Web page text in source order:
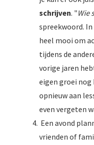
schrijven. "Wie
spreekwoord.
heel mooi om
tijdens de
vorige jaren
eigen groei
opnieuw aan
even vergeten
Een avond
vrienden of